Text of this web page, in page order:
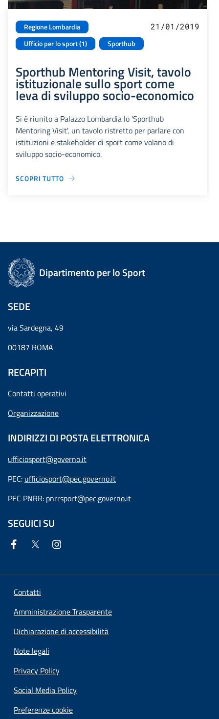
Regione Lombardia
Ufficio per lo sport (1)
Sporthub
21/01/2019
Sporthub Mentoring Visit, tavolo
istituzionale sullo sport come
leva di sviluppo socio-economico
Si è riunito a Palazzo Lombardia lo 'Sporthub
Mentoring Visit', un tavolo ristretto per parlare con
istituzioni e stakeholder di sport come volano di
sviluppo socio-economico.
SCOPRI TUTTO
Dipartimento per lo Sport
SEDE
via Sardegna, 49
00187 ROMA
RECAPITI
Contatti operativi
Organizzazione
INDIRIZZI DI POSTA ELETTRONICA
ufficiosport@governo.it
PEC: ufficiosport@pec.governo.it
PEC PNRR: pnrrsport@pec.governo.it
SEGUICI SU
Contatti
Amministrazione Trasparente
Dichiarazione di accessibilità
Note legali
Privacy Policy
Social Media Policy
Preferenze cookie